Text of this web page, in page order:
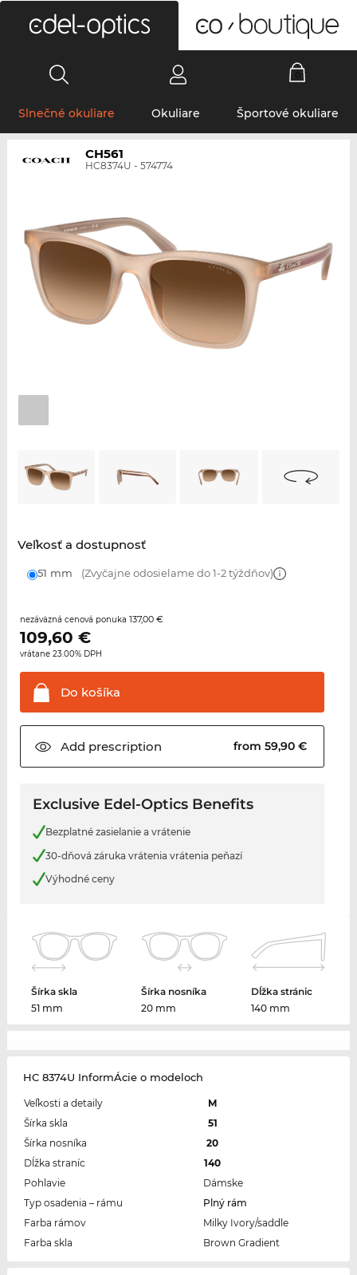
Slnečné okuliare Okuliare Športové okuliare
CH561
HC8374U - 574774
Veľkosť a dostupnosť
51 mm (Zvyčajne odosielame do 1-2 týždňov)
nezáväzná cenová ponuka 137,00 €
109,60 €
vrátane 23.00% DPH
Do košíka
Add prescription from 59,90 €
Exclusive Edel-Optics Benefits
Bezplatné zasielanie a vrátenie
30-dňová záruka vrátenia vrátenia peňazí
Výhodné ceny
Šírka skla
51 mm
Šírka nosníka
20 mm
Dĺžka stránic
140 mm
HC 8374U InformÁcie o modeloch
Veľkosti a detaily
M
Šírka skla
51
Šírka nosníka
20
Dĺžka straníc
140
Pohlavie
Dámske
Typ osadenia – rámu
Plný rám
Farba rámov
Milky Ivory/saddle
Farba skla
Brown Gradient